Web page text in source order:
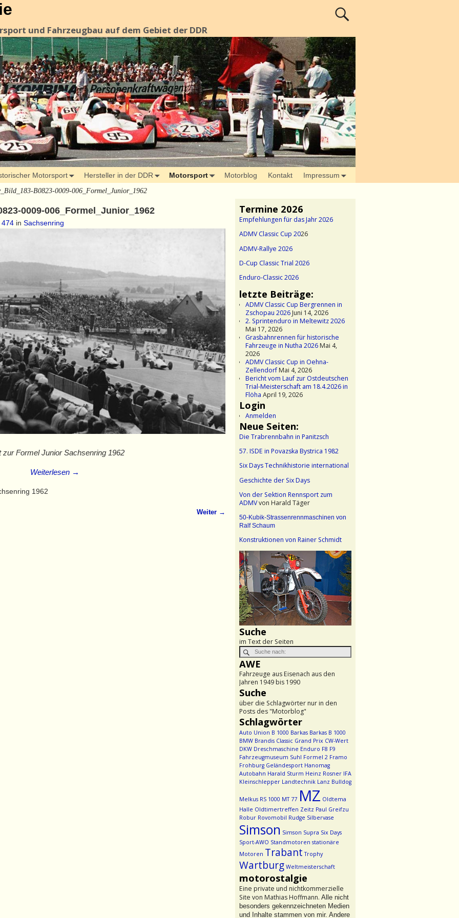
und Fahrzeugbau auf dem Gebiet der DDR
Motorsport Hersteller in der DDR Motorsport Motorblog Kontakt Impressum
B0823-0009-006_Formel_Junior_1962
0009-006_Formel_Junior_1962
in Sachsenring
zur Formel Junior Sachsenring 1962
Weiterlesen →
1962
Weiter →
Termine 2026
Empfehlungen für das Jahr 2026
ADMV Classic Cup 2026
ADMV-Rallye 2026
D-Cup Classic Trial 2026
Enduro-Classic 2026
letzte Beiträge:
ADMV Classic Cup Bergrennen in
Zschopau 2026Juni 14, 2026
2. Sprintenduro in Meltewitz 2026
Mai 17, 2026
Grasbahnrennen für historische
Fahrzeuge in Nutha 2026Mai 4,
2026
ADMV Classic Cup in Oehna-
ZellendorfMai 4, 2026
Bericht vom Lauf zur Ostdeutschen
Trial-Meisterschaft am 18.4.2026 in
Flöha April 19, 2026
Login
Anmelden
Neue Seiten:
Die Trabrennbahn in Panitzsch
57. ISDE in Povazska Bystrica 1982
Six Days Technikhistorie international
Geschichte der Six Days
Von der Sektion Rennsport zum
ADMVvon Harald Täger
50-Kubik-Strassenrennmaschinen von
Ralf Schaum
Konstruktionen von Rainer Schmidt
Suche
im Text der Seiten
AWE
Fahrzeuge aus Eisenach aus den
Jahren 1949 bis 1990
Suche
über die Schlagwörter nur in den
Posts des "Motorblog"
Schlagwörter
Auto Union B 1000 Barkas Barkas B 1000
BMW Brandis Classic Grand Prix CW-Wert
DKW Dreschmaschine Enduro F8 F9
Fahrzeugmuseum Suhl Formel 2 Framo
Frohburg Geländesport Hanomag
Autobahn Harald Sturm Heinz Rosner IFA
Kleinschlepper Landtechnik Lanz Bulldog
Melkus RS 1000 MT 77 MZ Oldtema
Halle Oldtimertreffen Zeitz Paul Greifzu
Robur Rovomobil Rudge Silbervase
Simson Simson Supra Six Days
Sport-AWO Standmotoren stationäre
Motoren Trabant Trophy
Wartburg Weltmeisterschaft
motorostalgie
Eine private und nichtkommerzielle
Site von Mathias Hoffmann. Alle nicht
besonders gekennzeichneten Medien
und Inhalte stammen von mir. Andere